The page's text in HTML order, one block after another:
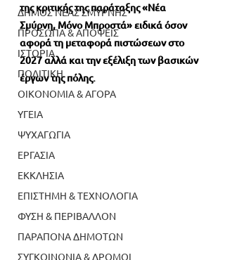
ΔΗΜΟΣ ΝΕΑΣ ΣΜΥΡΝΗΣ
ΠΡΟΣΩΠΑ & ΑΠΟΨΕΙΣ
ΙΣΤΟΡΙΑ
ΠΟΛΙΤΙΚΗ
ΟΙΚΟΝΟΜΙΑ & ΑΓΟΡΑ
ΥΓΕΙΑ
ΨΥΧΑΓΩΓΙΑ
ΕΡΓΑΣΙΑ
ΕΚΚΛΗΣΙΑ
ΕΠΙΣΤΗΜΗ & ΤΕΧΝΟΛΟΓΙΑ
ΦΥΣΗ & ΠΕΡΙΒΑΛΛΟΝ
ΠΑΡΑΠΟΝΑ ΔΗΜΟΤΩΝ
ΣΥΓΚΟΙΝΩΝΙΑ & ΔΡΟΜΟΙ
της κριτικής της παράταξης «Νέα
Σμύρνη, Μόνο Μπροστά» ειδικά όσον
αφορά τη μεταφορά πιστώσεων στο
2027 αλλά και την εξέλιξη των βασικών
έργων της πόλης.